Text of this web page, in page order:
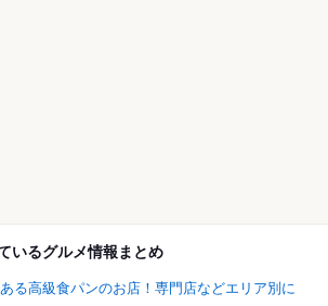
いるグルメ情報まとめ
る高級食パンのお店！専門店などエリア別に